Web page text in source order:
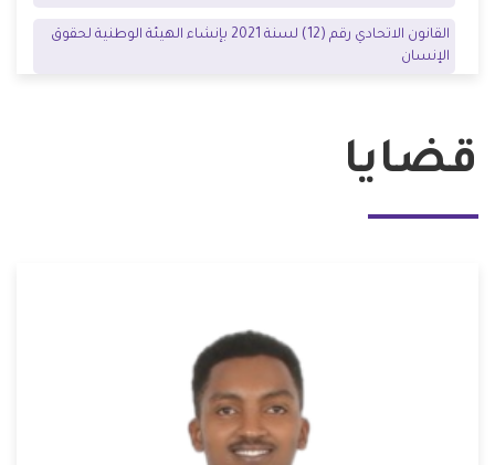
القانون الاتحادي رقم (12) لسنة 2021 بإنشاء الهيئة الوطنية لحقوق
الإنسان
قضايا